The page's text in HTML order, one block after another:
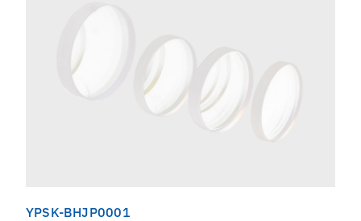
YPSK-BHJP0001